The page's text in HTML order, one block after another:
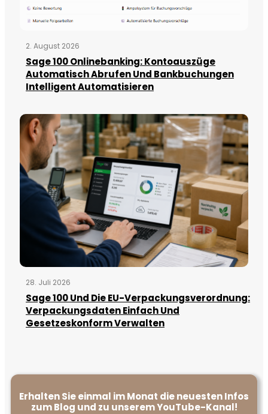
2. August 2026
Sage 100 Onlinebanking: Kontoauszüge
Automatisch Abrufen Und Bankbuchungen
Intelligent Automatisieren
28. Juli 2026
Sage 100 Und Die EU-Verpackungsverordnung:
Verpackungsdaten Einfach Und
Gesetzeskonform Verwalten
Erhalten Sie einmal im Monat die neuesten Infos
zum Blog und zu unserem YouTube-Kanal!